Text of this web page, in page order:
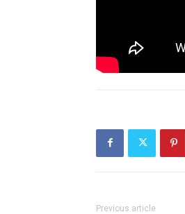
Previous article